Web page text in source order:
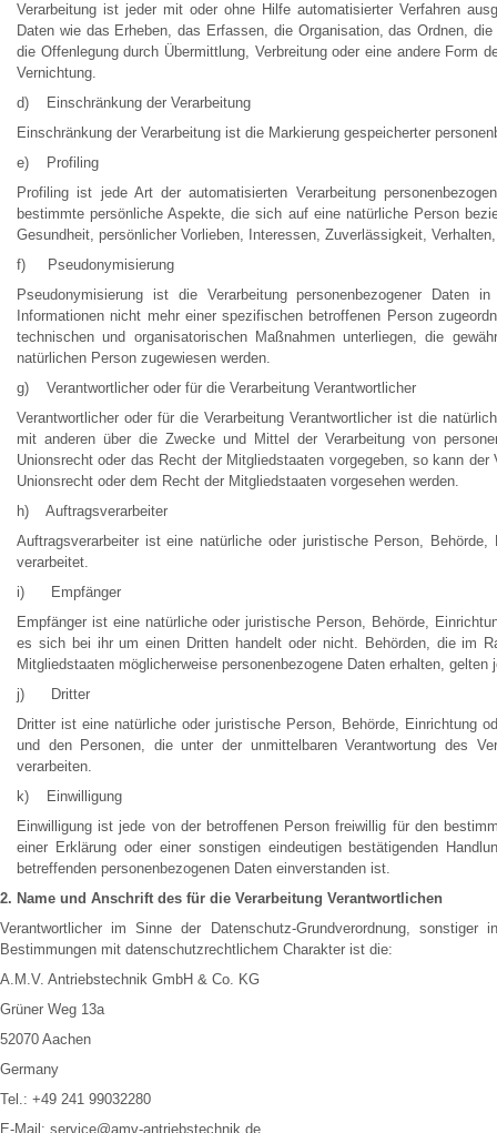
Verarbeitung ist jeder mit oder ohne Hilfe automatisierter Verfahren
Daten wie das Erheben, das Erfassen, die Organisation, das Ordnen,
die Offenlegung durch Übermittlung, Verbreitung oder eine andere Form
Vernichtung.
d) Einschränkung der Verarbeitung
Einschränkung der Verarbeitung ist die Markierung gespeicherter
e) Profiling
Profiling ist jede Art der automatisierten Verarbeitung
bestimmte persönliche Aspekte, die sich auf eine natürliche Person
Gesundheit, persönlicher Vorlieben, Interessen, Zuverlässigkeit,
f) Pseudonymisierung
Pseudonymisierung ist die Verarbeitung personenbezogener Daten
Informationen nicht mehr einer spezifischen betroffenen Person
technischen und organisatorischen Maßnahmen unterliegen, die
natürlichen Person zugewiesen werden.
g) Verantwortlicher oder für die Verarbeitung Verantwortlicher
Verantwortlicher oder für die Verarbeitung Verantwortlicher ist die
mit anderen über die Zwecke und Mittel der Verarbeitung von
Unionsrecht oder das Recht der Mitgliedstaaten vorgegeben, so kann
Unionsrecht oder dem Recht der Mitgliedstaaten vorgesehen werden.
h) Auftragsverarbeiter
Auftragsverarbeiter ist eine natürliche oder juristische Person,
verarbeitet.
i) Empfänger
Empfänger ist eine natürliche oder juristische Person, Behörde,
es sich bei ihr um einen Dritten handelt oder nicht. Behörden, die im
Mitgliedstaaten möglicherweise personenbezogene Daten erhalten, gelten
j) Dritter
Dritter ist eine natürliche oder juristische Person, Behörde, Einrichtung
und den Personen, die unter der unmittelbaren Verantwortung des
verarbeiten.
k) Einwilligung
Einwilligung ist jede von der betroffenen Person freiwillig für den
einer Erklärung oder einer sonstigen eindeutigen bestätigenden
betreffenden personenbezogenen Daten einverstanden ist.
2. Name und Anschrift des für die Verarbeitung Verantwortlichen
Verantwortlicher im Sinne der Datenschutz-Grundverordnung,
Bestimmungen mit datenschutzrechtlichem Charakter ist die:
A.M.V. Antriebstechnik GmbH & Co. KG
Grüner Weg 13a
52070 Aachen
Germany
Tel.: +49 241 99032280
E-Mail: service@amv-antriebstechnik.de